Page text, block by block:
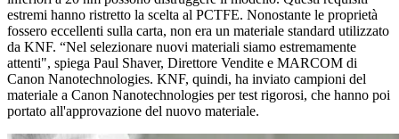
estremi hanno ristretto la scelta al PCTFE. Nonostante le proprietà
fossero eccellenti sulla carta, non era un materiale standard utilizzato
da KNF. “Nel selezionare nuovi materiali siamo estremamente
attenti", spiega Paul Shaver, Direttore Vendite e MARCOM di
Canon Nanotechnologies. KNF, quindi, ha inviato campioni del
materiale a Canon Nanotechnologies per test rigorosi, che hanno poi
portato all'approvazione del nuovo materiale.